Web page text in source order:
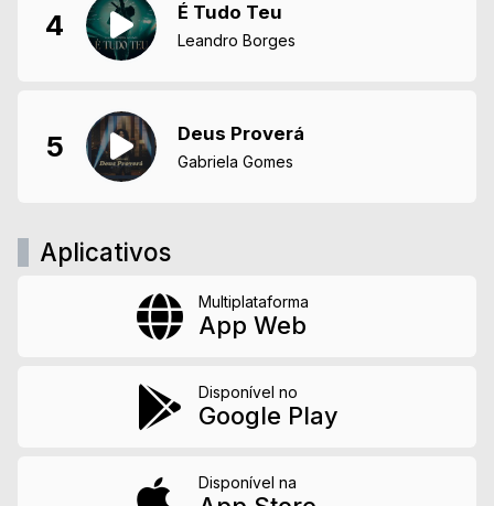
4 É Tudo Teu
Leandro Borges
5 Deus Proverá
Gabriela Gomes
Aplicativos
Multiplataforma
App Web
Disponível no
Google Play
Disponível na